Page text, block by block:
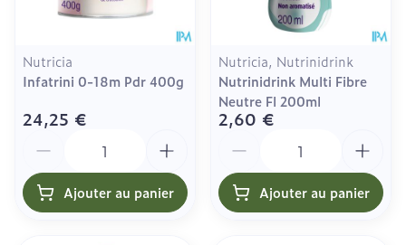
Nutricia
Infatrini 0-18m Pdr 400g
24,25 €
Ajouter au panier
Nutricia, Nutrinidrink
Nutrinidrink Multi Fibre
Neutre Fl 200ml
2,60 €
Ajouter au panier